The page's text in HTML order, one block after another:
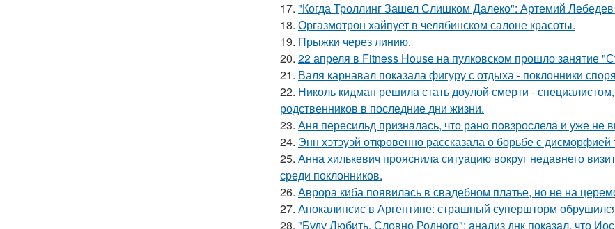
17. "Когда Троллинг Зашел Слишком Далеко": Артемий
18. Оргазмотрон хайпует в челябинском салоне красоты.
19. Прыжки через линию.
20. 22 апреля в Fitness House на пулковском прошло занятие
21. Валя карнавал показала фигуру с отдыха - поклонники
22. Николь кидман решила стать доулой смерти -
родственников в последние дни жизни.
23. Аня пересильд призналась, что рано повзрослела и уже не
24. Энн хэтэуэй откровенно рассказала о борьбе с дисморфией
25. Анна хилькевич прояснила ситуацию вокруг недавнего
среди поклонников.
26. Аврора киба появилась в свадебном платье, но не на
27. Апокалипсис в Аргентине: страшный супершторм
28. "Буду Любить, Словно Родного": анализ днк показал, что